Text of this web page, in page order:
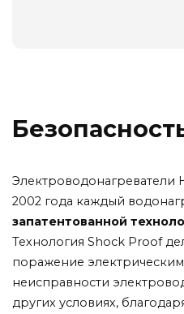
Электроводонагреватели
2002 года каждый
запатентованной
Технология Shock Proof
поражение электрическим
неисправности
других условиях,